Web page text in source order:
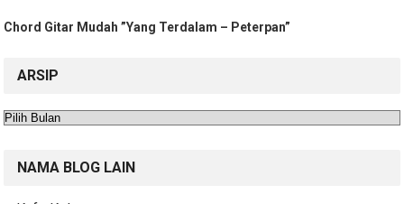
Chord Gitar Mudah ”Yang Terdalam – Peterpan”
ARSIP
Arsip
NAMA BLOG LAIN